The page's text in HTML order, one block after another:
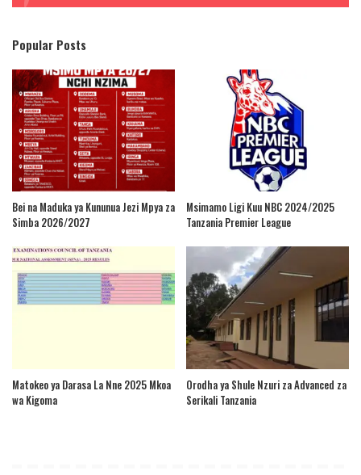
Popular Posts
Bei na Maduka ya Kununua Jezi Mpya za
Simba 2026/2027
Msimamo Ligi Kuu NBC 2024/2025
Tanzania Premier League
Matokeo ya Darasa La Nne 2025 Mkoa
wa Kigoma
Orodha ya Shule Nzuri za Advanced za
Serikali Tanzania